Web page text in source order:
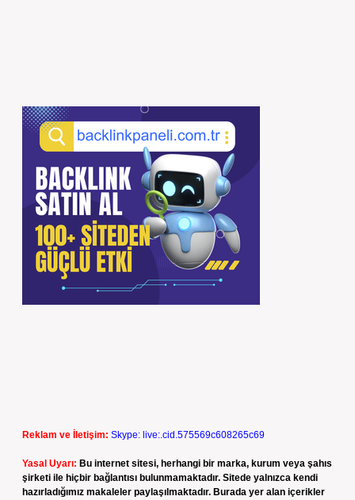
Reklam ve İletişim: Skype: live:.cid.575569c608265c69
Yasal Uyarı: Bu internet sitesi, herhangi bir marka, kurum veya şahıs
şirketi ile hiçbir bağlantısı bulunmamaktadır. Sitede yalnızca kendi
hazırladığımız makaleler paylaşılmaktadır. Burada yer alan içerikler